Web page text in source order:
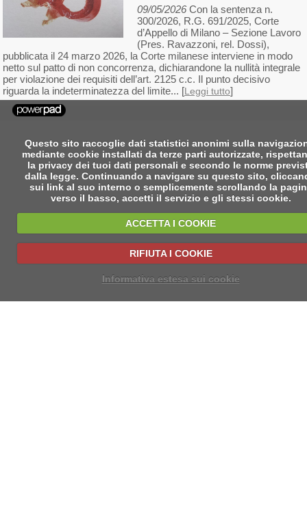
09/05/2026Con la sentenza n.
300/2026, R.G. 691/2025, Corte
d’Appello di Milano – Sezione Lavoro
(Pres. Ravazzoni, rel. Dossi),
pubblicata il 24 marzo 2026, la Corte milanese interviene in modo
netto sul patto di non concorrenza, dichiarandone la nullità integrale
per violazione dei requisiti dell’art. 2125 c.c. Il punto decisivo
riguarda la indeterminatezza del limite... [Leggi tutto]
Questo sito raccoglie dati statistici anonimi sulla
mediante cookie installati da terze parti autorizzate,
la privacy dei tuoi dati personali e secondo le norme
dalla legge. Continuando a navigare su questo sito,
sui link al suo interno o semplicemente scrollando la
verso il basso, accetti il servizio e gli stessi cookie.
ACCETTA I COOKIE
RIFIUTA I COOKIE
Informativa estesa sui cookie